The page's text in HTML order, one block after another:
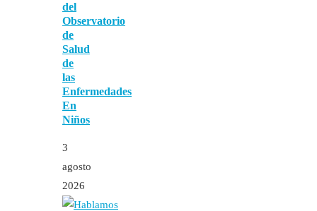
del
Observatorio
de
Salud
de
las
Enfermedades
En
Niños
3
agosto
2026